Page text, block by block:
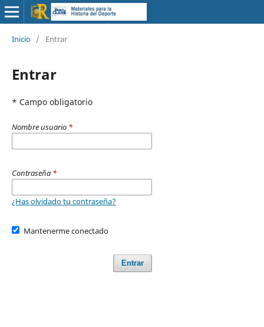
Inicio / Entrar
Entrar
* Campo obligatorio
Nombre usuario *
Contraseña *
¿Has olvidado tu contraseña?
Mantenerme conectado
Entrar